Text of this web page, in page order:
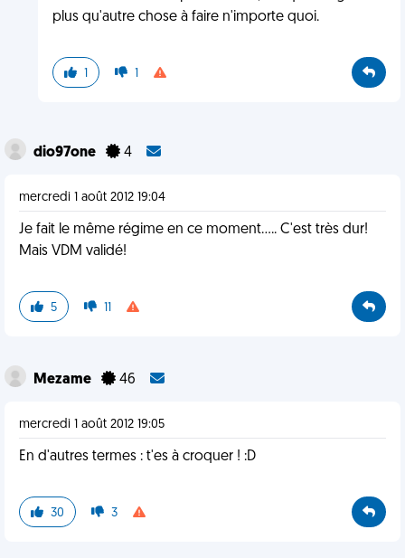
plus qu'autre chose à faire n'importe quoi.
1 1
dio97one 4
mercredi 1 août 2012 19:04
Je fait le même régime en ce moment..... C'est très dur!
Mais VDM validé!
5 11
Mezame 46
mercredi 1 août 2012 19:05
En d'autres termes : t'es à croquer ! :D
30 3